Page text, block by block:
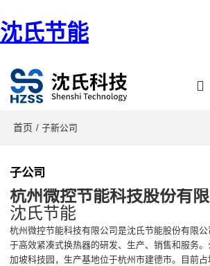
沈氏节能
首页 / 子新公司
子公司
杭州微控节能科技股份有
沈氏节能
杭州微控节能科技有限公司是沈氏节能股份有限
于高效紧凑式换热器的研发、生产、销售和服务
加坡科技园，生产基地位于杭州市建德市。目前